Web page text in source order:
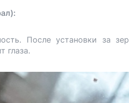
После установки за
глаза.